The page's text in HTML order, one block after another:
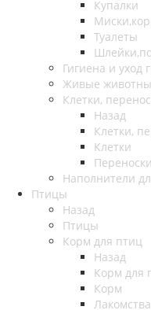
Купалки
Туалеты
Гигиена и уход
Живые
Клетки,
Назад
Клетки,
Клетки
Переноски
Наполнители
Птицы
Назад
Птицы
Корм для птиц
Назад
Корм для
Корм
Лакомства